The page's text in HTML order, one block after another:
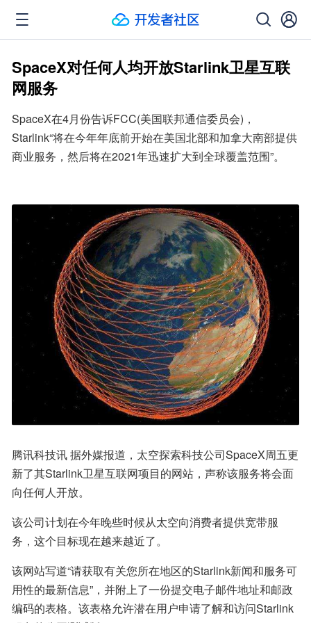
SpaceX对任何人均开放Starlink卫星互联
网服务
SpaceX在4月份告诉FCC(美国联邦通信委员会)，
Starlink“将在今年年底前开始在美国北部和加拿大南部提供
商业服务，然后将在2021年迅速扩大到全球覆盖范围”。
腾讯科技讯 据外媒报道，太空探索科技公司SpaceX周五更
新了其Starlink卫星互联网项目的网站，声称该服务将会面
向任何人开放。
该公司计划在今年晚些时候从太空向消费者提供宽带服
务，这个目标现在越来越近了。
该网站写道“请获取有关您所在地区的Starlink新闻和服务可
用性的最新信息”，并附上了一份提交电子邮件地址和邮政
编码的表格。该表格允许潜在用户申请了解和访问Starlink